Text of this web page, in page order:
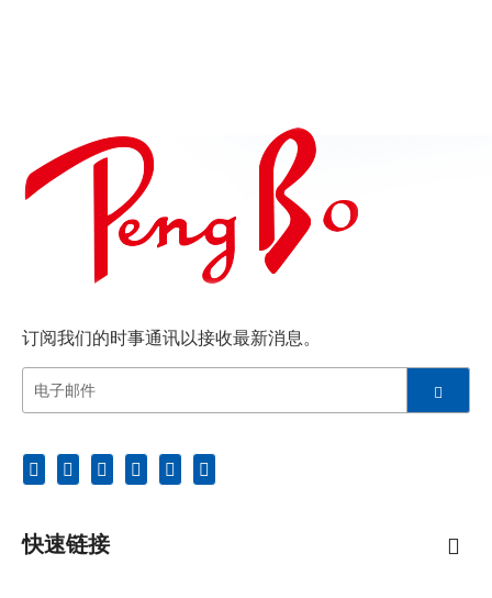
订阅我们的时事通讯以接收最新消息。
快速链接